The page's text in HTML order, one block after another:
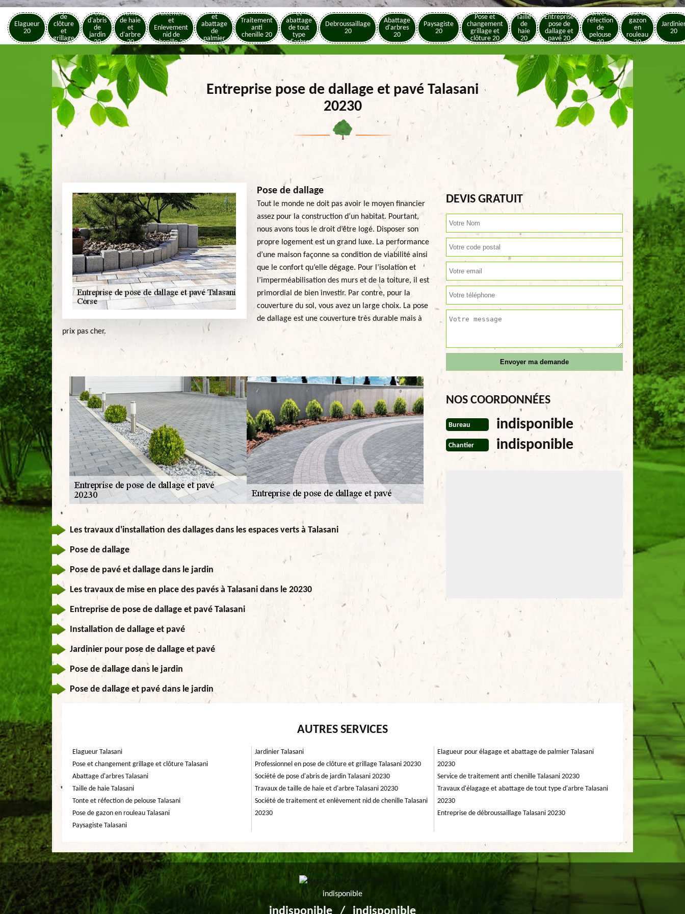
Elagueur
20
Pose
de
clôture
et
grillage
20
Pose
d'abris
de
jardin
20
Taille
de haie
et
d'arbre
20
Traitement
et
Enlevement
nid de
chenille 20
Elagage
et
abattage
de
palmier
20
Traitement
anti
chenille 20
Elagage
et
abattage
de tout
type
d'arbre
Debroussaillage
20
Abattage
d'arbres
20
Paysagiste
20
Pose et
changement
grillage et
clôture 20
Taille
de
haie
20
Entreprise
pose de
dallage et
pavé 20
Tonte et
réfection
de
pelouse
20
Pose de
gazon
en
rouleau
20
20
Entreprise pose de dallage et pavé Talasani
20230
Pose de dallage
Tout le monde ne doit pas avoir le moyen financier
assez pour la construction d’un habitat. Pourtant,
nous avons tous le droit d’être logé. Disposer son
propre logement est un grand luxe. La performance
d’une maison façonne sa condition de viabilité ainsi
que le confort qu’elle dégage. Pour l’isolation et
l’imperméabilisation des murs et de la toiture, il est
primordial de bien investir. Par contre, pour la
couverture du sol, vous avez un large choix. La pose
de dallage est une couverture très durable mais à
prix pas cher.
Les travaux d'installation des dallages dans les espaces verts à Talasani
Pose de dallage
Pose de pavé et dallage dans le jardin
Les travaux de mise en place des pavés à Talasani dans le 20230
Entreprise de pose de dallage et pavé Talasani
Installation de dallage et pavé
Jardinier pour pose de dallage et pavé
Pose de dallage dans le jardin
Pose de dallage et pavé dans le jardin
DEVIS GRATUIT
NOS COORDONNÉES
Bureau indisponible
Chantier indisponible
AUTRES SERVICES
Elagueur Talasani
Pose et changement grillage et clôture Talasani
Abattage d'arbres Talasani
Taille de haie Talasani
Tonte et réfection de pelouse Talasani
Pose de gazon en rouleau Talasani
Paysagiste Talasani
Jardinier Talasani
Professionnel en pose de clôture et grillage Talasani 20230
Société de pose d'abris de jardin Talasani 20230
Travaux de taille de haie et d'arbre Talasani 20230
Société de traitement et enlèvement nid de chenille Talasani
20230
Elagueur pour élagage et abattage de palmier Talasani
20230
Service de traitement anti chenille Talasani 20230
Travaux d'élagage et abattage de tout type d'arbre Talasani
20230
Entreprise de débroussaillage Talasani 20230
indisponible
indisponible / indisponible